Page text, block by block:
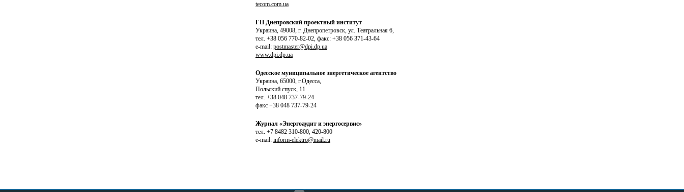
tecom.com.ua
ГП Днепровский проектный институт
Украина, 49008, г. Днепропетровск, ул. Театральная 6,
тел. +38 056 770-82-02, факс: +38 056 371-43-64
e-mail: postmaster@dpi.dp.ua
www.dpi.dp.ua
Одесское муниципальное энергетическое агентство
Украина, 65000, г.Одесса,
Польский спуск, 11
тел. +38 048 737-79-24
факс +38 048 737-79-24
Журнал «Энергоаудит и энергосервис»
тел. +7 8482 310-800, 420-800
e-mail: inform-elektro@mail.ru